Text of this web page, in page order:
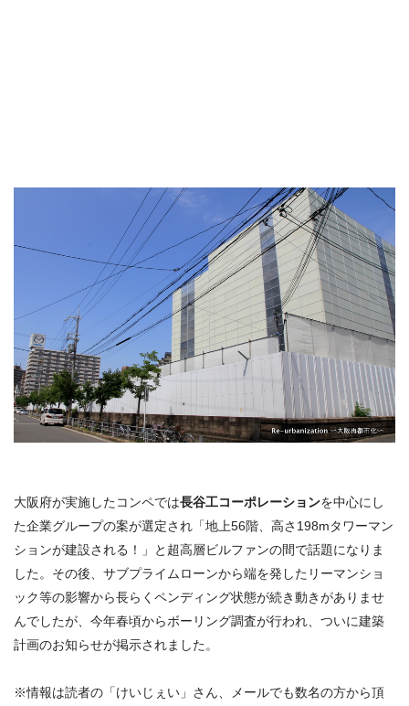
大阪府が実施したコンペでは長谷工コーポレーションを中心にし
た企業グループの案が選定され「地上56階、高さ198mタワーマン
ションが建設される！」と超高層ビルファンの間で話題になりま
した。 その後、サブプライムローンから端を発したリーマンショ
ック等の影響から長らくペンディング状態が続き動きがありませ
んでしたが、今年春頃からボーリング調査が行われ、ついに建築
計画のお知らせが掲示されました。
※情報は読者の「けいじぇい」さん、メールでも数名の方から頂